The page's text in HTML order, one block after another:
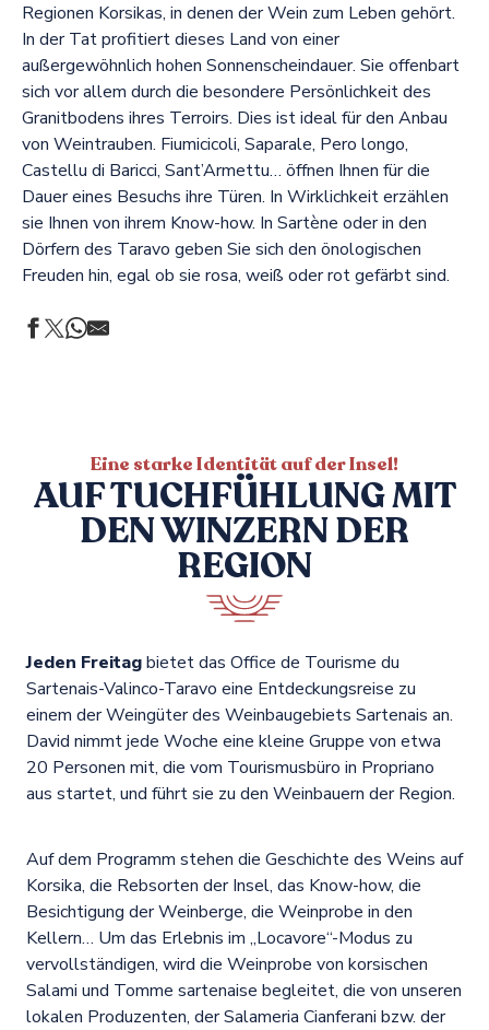
Regionen Korsikas, in denen der Wein zum Leben gehört.
In der Tat profitiert dieses Land von einer
außergewöhnlich hohen Sonnenscheindauer. Sie offenbart
sich vor allem durch die besondere Persönlichkeit des
Granitbodens ihres Terroirs. Dies ist ideal für den Anbau
von Weintrauben. Fiumicicoli, Saparale, Pero longo,
Castellu di Baricci, Sant’Armettu… öffnen Ihnen für die
Dauer eines Besuchs ihre Türen. In Wirklichkeit erzählen
sie Ihnen von ihrem Know-how. In Sartène oder in den
Dörfern des Taravo geben Sie sich den önologischen
Freuden hin, egal ob sie rosa, weiß oder rot gefärbt sind.
Eine starke Identität auf der Insel!
AUF TUCHFÜHLUNG MIT
DEN WINZERN DER
REGION
Jeden Freitagbietet das Office de Tourisme du
Sartenais-Valinco-Taravo eine Entdeckungsreise zu
einem der Weingüter des Weinbaugebiets Sartenais an.
David nimmt jede Woche eine kleine Gruppe von etwa
20 Personen mit, die vom Tourismusbüro in Propriano
aus startet, und führt sie zu den Weinbauern der Region.
Auf dem Programm stehen die Geschichte des Weins auf
Korsika, die Rebsorten der Insel, das Know-how, die
Besichtigung der Weinberge, die Weinprobe in den
Kellern… Um das Erlebnis im „Locavore“-Modus zu
vervollständigen, wird die Weinprobe von korsischen
Salami und Tomme sartenaise begleitet, die von unseren
lokalen Produzenten, der Salameria Cianferani bzw. der